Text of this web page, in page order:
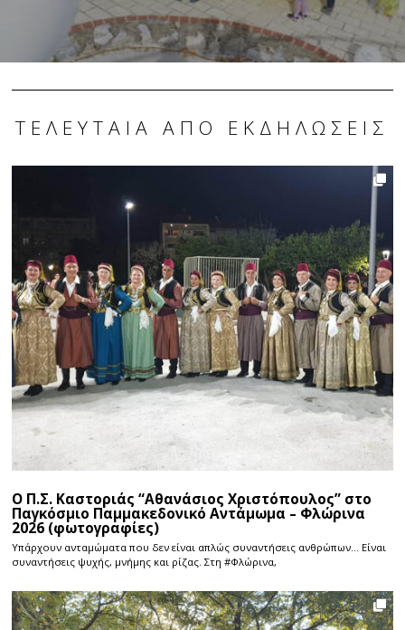
ΤΕΛΕΥΤΑΊΑ ΑΠΌ ΕΚΔΗΛΏΣΕΙΣ
Ο Π.Σ. Καστοριάς “Αθανάσιος Χριστόπουλος” στο
Παγκόσμιο Παμμακεδονικό Αντάμωμα – Φλώρινα
2026 (φωτογραφίες)
Υπάρχουν ανταμώματα που δεν είναι απλώς συναντήσεις ανθρώπων… Είναι
συναντήσεις ψυχής, μνήμης και ρίζας. Στη #Φλώρινα,